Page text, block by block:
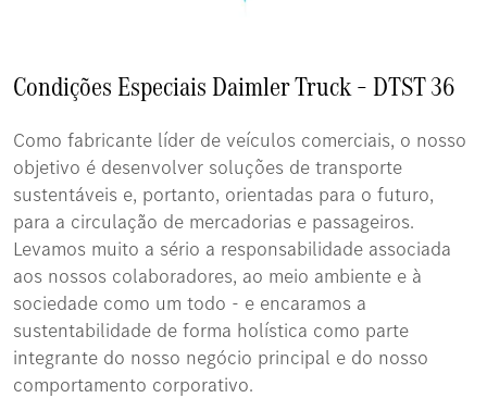
Condições Especiais Daimler Truck – DTST 36
Como fabricante líder de veículos comerciais, o nosso
objetivo é desenvolver soluções de transporte
sustentáveis e, portanto, orientadas para o futuro,
para a circulação de mercadorias e passageiros.
Levamos muito a sério a responsabilidade associada
aos nossos colaboradores, ao meio ambiente e à
sociedade como um todo - e encaramos a
sustentabilidade de forma holística como parte
integrante do nosso negócio principal e do nosso
comportamento corporativo.